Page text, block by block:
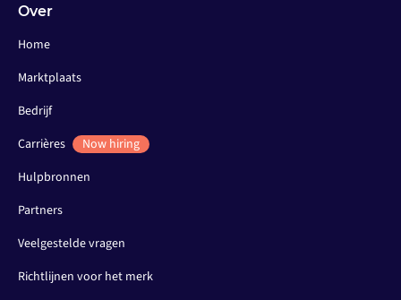
Over
Home
Marktplaats
Bedrijf
Carrières
Now hiring
Hulpbronnen
Partners
Veelgestelde vragen
Richtlijnen voor het merk